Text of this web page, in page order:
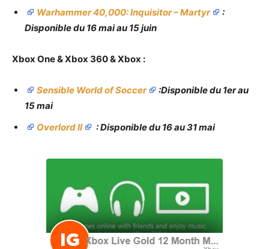
Warhammer 40,000: Inquisitor – Martyr
:
Disponible du 16 mai au 15 juin
Xbox One & Xbox 360 & Xbox :
Sensible World of Soccer :Disponible du 1er au
15 mai
Overlord II
: Disponible du 16 au 31 mai